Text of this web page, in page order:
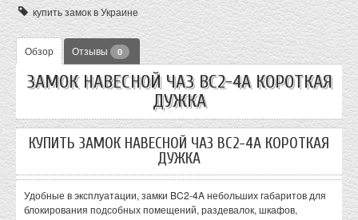
купить замок в Украине
Обзор Отзывы 0
ЗАМОК НАВЕСНОЙ ЧАЗ ВС2-4А КОРОТКАЯ
ДУЖКА
КУПИТЬ ЗАМОК НАВЕСНОЙ ЧАЗ ВС2-4А КОРОТКАЯ
ДУЖКА
Удобные в эксплуатации, замки BC2-4A небольших габаритов для
блокирования подсобных помещений, раздевалок, шкафов,